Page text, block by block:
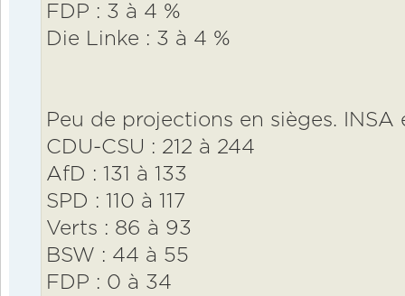
FDP : 3 à 4 %
Die Linke : 3 à 4 %
Peu de projections en sièges.
CDU-CSU : 212 à 244
AfD : 131 à 133
SPD : 110 à 117
Verts : 86 à 93
BSW : 44 à 55
FDP : 0 à 34